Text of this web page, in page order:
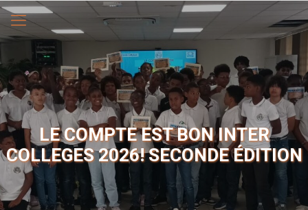
LE COMPTE EST BON INTER
COLLEGES 2026! SECONDE ÉDITION